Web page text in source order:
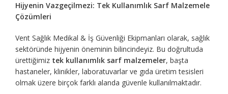
Hijyenin Vazgeçilmezi: Tek Kullanımlık Sarf Malzemele
Çözümleri
Vent Sağlık Medikal & İş Güvenliği Ekipmanları olarak, sağlık
sektöründe hijyenin öneminin bilincindeyiz. Bu doğrultuda
ürettiğimiz tek kullanımlık sarf malzemeler, başta
hastaneler, klinikler, laboratuvarlar ve gıda üretim tesisleri
olmak üzere birçok farklı alanda güvenle kullanılmaktadır.